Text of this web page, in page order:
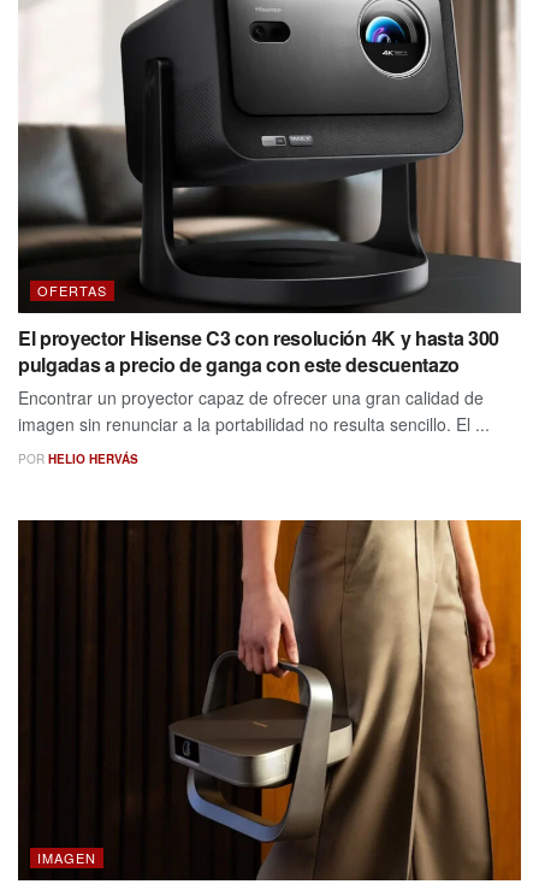
OFERTAS
El proyector Hisense C3 con resolución 4K y hasta 300
pulgadas a precio de ganga con este descuentazo
Encontrar un proyector capaz de ofrecer una gran calidad de
imagen sin renunciar a la portabilidad no resulta sencillo. El ...
POR HELIO HERVÁS
IMAGEN